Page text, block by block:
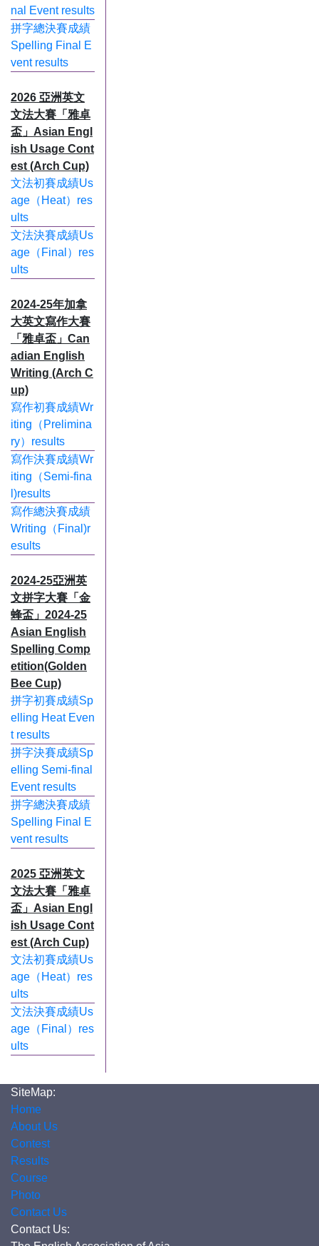
nal Event results
拼字總決賽成績
Spelling Final E
vent results
2026 亞洲英文
文法大賽「雅卓
盃」Asian Engl
ish Usage Cont
est (Arch Cup)
文法初賽成績Us
age（Heat）res
ults
文法決賽成績Us
age（Final）res
ults
2024-25年加拿
大英文寫作大賽
「雅卓盃」Can
adian English
Writing (Arch C
up)
寫作初賽成績Wr
iting（Prelimina
ry）results
寫作決賽成績Wr
iting（Semi-fina
l)results
寫作總決賽成績
Writing（Final)r
esults
2024-25亞洲英
文拼字大賽「金
蜂盃」2024-25
Asian English
Spelling Comp
etition(Golden
Bee Cup)
拼字初賽成績Sp
elling Heat Even
t results
拼字決賽成績Sp
elling Semi-final
Event results
拼字總決賽成績
Spelling Final E
vent results
2025 亞洲英文
文法大賽「雅卓
盃」Asian Engl
ish Usage Cont
est (Arch Cup)
文法初賽成績Us
age（Heat）res
ults
文法決賽成績Us
age（Final）res
ults
SiteMap:
Home
About Us
Contest
Results
Course
Photo
Contact Us
Contact Us: